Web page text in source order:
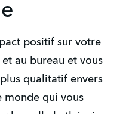
positif sur votre
au bureau et vous
qualitatif envers
monde qui vous